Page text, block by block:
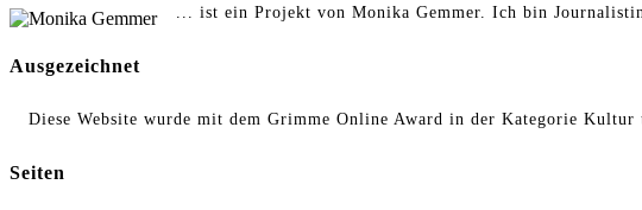
... ist ein Projekt von Monika Gemmer. Ich bin
Ausgezeichnet
Diese Website wurde mit dem Grimme Online Award in der Kategorie Kultur
Seiten